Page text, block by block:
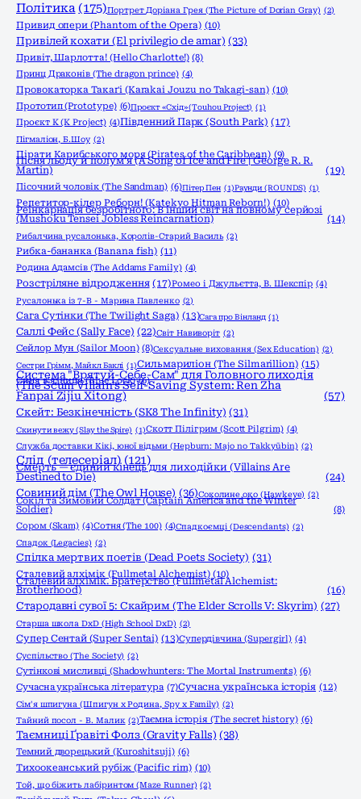
Політика (175)Портрет Доріана Грея (The Picture of Dorian Gray) (2)
Привид опери (Phantom of the Opera) (10)
Привілей кохати (El privilegio de amar) (33)
Привіт, Шарлотта! (Hello Charlotte!) (8)
Принц Драконів (The dragon prince) (4)
Провокаторка Такаґі (Karakai Jouzu no Takagi-san) (10)
Прототип (Prototype) (6)Проєкт «Схід» (Touhou Project) (1)
Проєкт К (K Project) (4)Південний Парк (South Park) (17)
Пігмаліон, Б.Шоу (2)
Пірати Карибського моря (Pirates of the Caribbean) (9)
Пісня льоду й полум'я (A Song of Ice and Fire | George R. R.
Martin)
(19)
Пісочний чоловік (The Sandman) (6)Пітер Пен (1)Раунди (ROUNDS) (1)
Репетитор-кілер Реборн! (Katekyo Hitman Reborn!) (10)
Реінкарнація безробітного: В інший світ на повному серйозі
(Mushoku Tensei Jobless Reincarnation) (14)
Рибалчина русалонька, Королів-Старий Василь (2)
Рибка-бананка (Banana fish) (11)
Родина Адамсів (The Addams Family) (4)
Розстріляне відродження (17)Ромео і Джульєтта, В. Шекспір (4)
Русалонька із 7-В - Марина Павленко (2)
Сага Сутінки (The Twilight Saga) (13)Сага про Вінланд (1)
Саллі Фейс (Sally Face) (22)Світ Навиворіт (2)
Сейлор Мун (Sailor Moon) (8)Сексуальне виховання (Sex Education) (2)
Сестри Грімм, Майкл Баклі (1)Сильмариліон (The Silmarillion) (15)
Синя в'язниця (Blue Lock) (6)
Система "Врятуй-Себе-Сам" для Головного лиходія
(The Scum Villain's Self-Saving System: Ren Zha
Fanpai Zijiu Xitong)
(57)
Скейт: Безкінечність (SK8 The Infinity) (31)
Скинути вежу (Slay the Spire) (1)Скотт Пілігрим (Scott Pilgrim) (4)
Служба доставки Кікі, юної відьми (Hepburn: Majo no Takkyūbin) (2)
Слід (телесеріал) (121)
Смерть — єдиний кінець для лиходійки (Villains Are
Destined to Die)
(24)
Совиний дім (The Owl House) (36)Соколине око (Hawkeye) (2)
Сокіл та Зимовий Солдат (Captain America and the Winter
Soldier)
(8)
Сором (Skam) (4)Сотня (The 100) (4)Спадкоємці (Descendants) (2)
Спадок (Legacies) (2)
Спілка мертвих поетів (Dead Poets Society) (31)
Сталевий алхімік (Fullmetal Alchemist) (10)
Сталевий алхімік. Братерство (Fullmetal Alchemist:
Brotherhood) (16)
Стародавні сувої 5: Скайрим (The Elder Scrolls V: Skyrim) (27)
Старша школа DxD (High School DxD) (2)
Супер Сентай (Super Sentai) (13)Супердівчина (Supergirl) (4)
Суспільство (The Society) (2)
Сутінкові мисливці (Shadowhunters: The Mortal Instruments) (6)
Сучасна українська література (7)Сучасна українська історія (12)
Сім'я шпигуна (Шпигун x Родина, Spy x Family) (2)
Тайний посол - В. Малик (2)Таємна історія (The secret history) (6)
Таємниці Ґравіті Фолз (Gravity Falls) (38)
Темний дворецький (Kuroshitsuji) (6)
Тихоокеанський рубіж (Pacific rim) (10)
Той, що біжить лабіринтом (Maze Runner) (2)